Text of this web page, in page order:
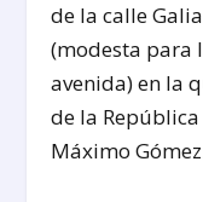
de la calle
(modesta para
avenida) en la
de la
Máximo